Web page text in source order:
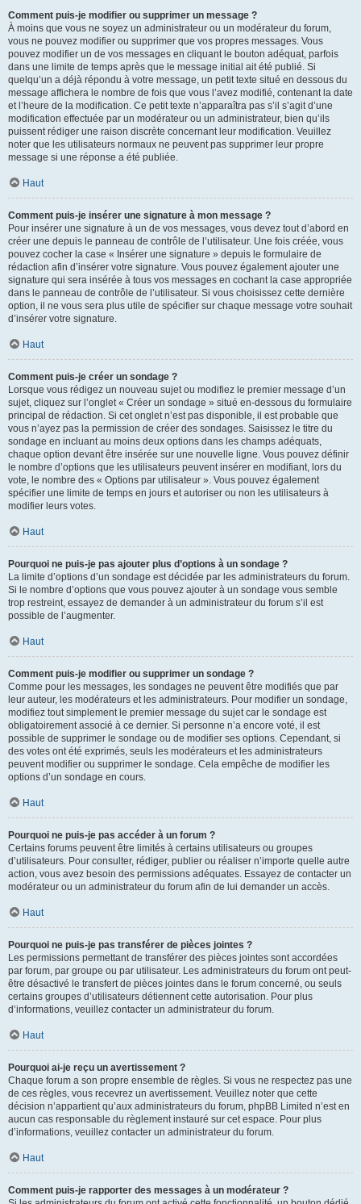
Comment puis-je modifier ou supprimer un message ?
À moins que vous ne soyez un administrateur ou un modérateur du forum,
vous ne pouvez modifier ou supprimer que vos propres messages. Vous
pouvez modifier un de vos messages en cliquant le bouton adéquat, parfois
dans une limite de temps après que le message initial ait été publié. Si
quelqu’un a déjà répondu à votre message, un petit texte situé en dessous du
message affichera le nombre de fois que vous l’avez modifié, contenant la date
et l’heure de la modification. Ce petit texte n’apparaîtra pas s’il s’agit d’une
modification effectuée par un modérateur ou un administrateur, bien qu’ils
puissent rédiger une raison discrète concernant leur modification. Veuillez
noter que les utilisateurs normaux ne peuvent pas supprimer leur propre
message si une réponse a été publiée.
Haut
Comment puis-je insérer une signature à mon message ?
Pour insérer une signature à un de vos messages, vous devez tout d’abord en
créer une depuis le panneau de contrôle de l’utilisateur. Une fois créée, vous
pouvez cocher la case « Insérer une signature » depuis le formulaire de
rédaction afin d’insérer votre signature. Vous pouvez également ajouter une
signature qui sera insérée à tous vos messages en cochant la case appropriée
dans le panneau de contrôle de l’utilisateur. Si vous choisissez cette dernière
option, il ne vous sera plus utile de spécifier sur chaque message votre souhait
d’insérer votre signature.
Haut
Comment puis-je créer un sondage ?
Lorsque vous rédigez un nouveau sujet ou modifiez le premier message d’un
sujet, cliquez sur l’onglet « Créer un sondage » situé en-dessous du formulaire
principal de rédaction. Si cet onglet n’est pas disponible, il est probable que
vous n’ayez pas la permission de créer des sondages. Saisissez le titre du
sondage en incluant au moins deux options dans les champs adéquats,
chaque option devant être insérée sur une nouvelle ligne. Vous pouvez définir
le nombre d’options que les utilisateurs peuvent insérer en modifiant, lors du
vote, le nombre des « Options par utilisateur ». Vous pouvez également
spécifier une limite de temps en jours et autoriser ou non les utilisateurs à
modifier leurs votes.
Haut
Pourquoi ne puis-je pas ajouter plus d’options à un sondage ?
La limite d’options d’un sondage est décidée par les administrateurs du forum.
Si le nombre d’options que vous pouvez ajouter à un sondage vous semble
trop restreint, essayez de demander à un administrateur du forum s’il est
possible de l’augmenter.
Haut
Comment puis-je modifier ou supprimer un sondage ?
Comme pour les messages, les sondages ne peuvent être modifiés que par
leur auteur, les modérateurs et les administrateurs. Pour modifier un sondage,
modifiez tout simplement le premier message du sujet car le sondage est
obligatoirement associé à ce dernier. Si personne n’a encore voté, il est
possible de supprimer le sondage ou de modifier ses options. Cependant, si
des votes ont été exprimés, seuls les modérateurs et les administrateurs
peuvent modifier ou supprimer le sondage. Cela empêche de modifier les
options d’un sondage en cours.
Haut
Pourquoi ne puis-je pas accéder à un forum ?
Certains forums peuvent être limités à certains utilisateurs ou groupes
d’utilisateurs. Pour consulter, rédiger, publier ou réaliser n’importe quelle autre
action, vous avez besoin des permissions adéquates. Essayez de contacter un
modérateur ou un administrateur du forum afin de lui demander un accès.
Haut
Pourquoi ne puis-je pas transférer de pièces jointes ?
Les permissions permettant de transférer des pièces jointes sont accordées
par forum, par groupe ou par utilisateur. Les administrateurs du forum ont peut-
être désactivé le transfert de pièces jointes dans le forum concerné, ou seuls
certains groupes d’utilisateurs détiennent cette autorisation. Pour plus
d’informations, veuillez contacter un administrateur du forum.
Haut
Pourquoi ai-je reçu un avertissement ?
Chaque forum a son propre ensemble de règles. Si vous ne respectez pas une
de ces règles, vous recevrez un avertissement. Veuillez noter que cette
décision n’appartient qu’aux administrateurs du forum, phpBB Limited n’est en
aucun cas responsable du règlement instauré sur cet espace. Pour plus
d’informations, veuillez contacter un administrateur du forum.
Haut
Comment puis-je rapporter des messages à un modérateur ?